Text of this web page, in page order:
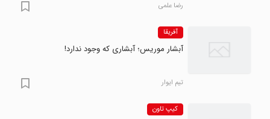
رضا علمی
آفریقا
آبشار موریس؛ آبشاری که وجود ندارد!
تیم ایوار
کیپ تاون